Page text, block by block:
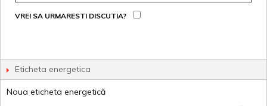
VREI SA URMARESTI DISCUTIA?
Eticheta energetica
Noua eticheta energetică